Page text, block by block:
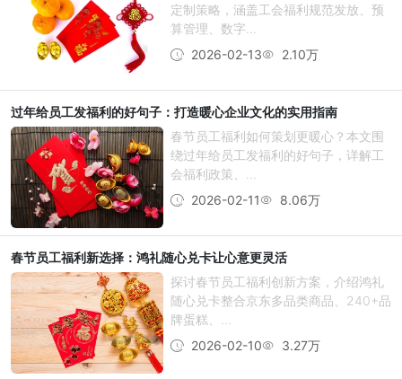
定制策略，涵盖工会福利规范发放、预
算管理、数字...
2026-02-13
2.10万
过年给员工发福利的好句子：打造暖心企业文化的实用指南
春节员工福利如何策划更暖心？本文围
绕过年给员工发福利的好句子，详解工
会福利政策、...
2026-02-11
8.06万
春节员工福利新选择：鸿礼随心兑卡让心意更灵活
探讨春节员工福利创新方案，介绍鸿礼
随心兑卡整合京东多品类商品、240+品
牌蛋糕、...
2026-02-10
3.27万